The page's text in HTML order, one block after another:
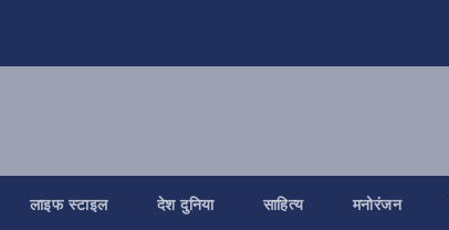
लाइफ स्टाइल देश दुनिया साहित्य मनोरंजन